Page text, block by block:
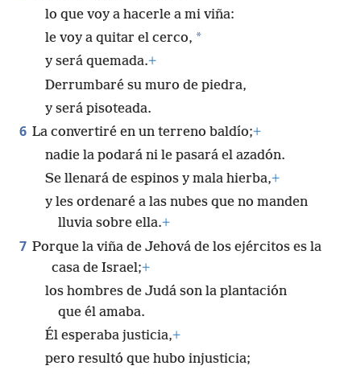
lo que voy a hacerle a mi viña:
le voy a quitar el cerco, *
y será quemada.+
Derrumbaré su muro de piedra,
y será pisoteada.
6 La convertiré en un terreno baldío;+
nadie la podará ni le pasará el azadón.
Se llenará de espinos y mala hierba,+
y les ordenaré a las nubes que no manden
lluvia sobre ella.+
7 Porque la viña de Jehová de los ejércitos es la
casa de Israel;+
los hombres de Judá son la plantación
que él amaba.
Él esperaba justicia,+
pero resultó que hubo injusticia;